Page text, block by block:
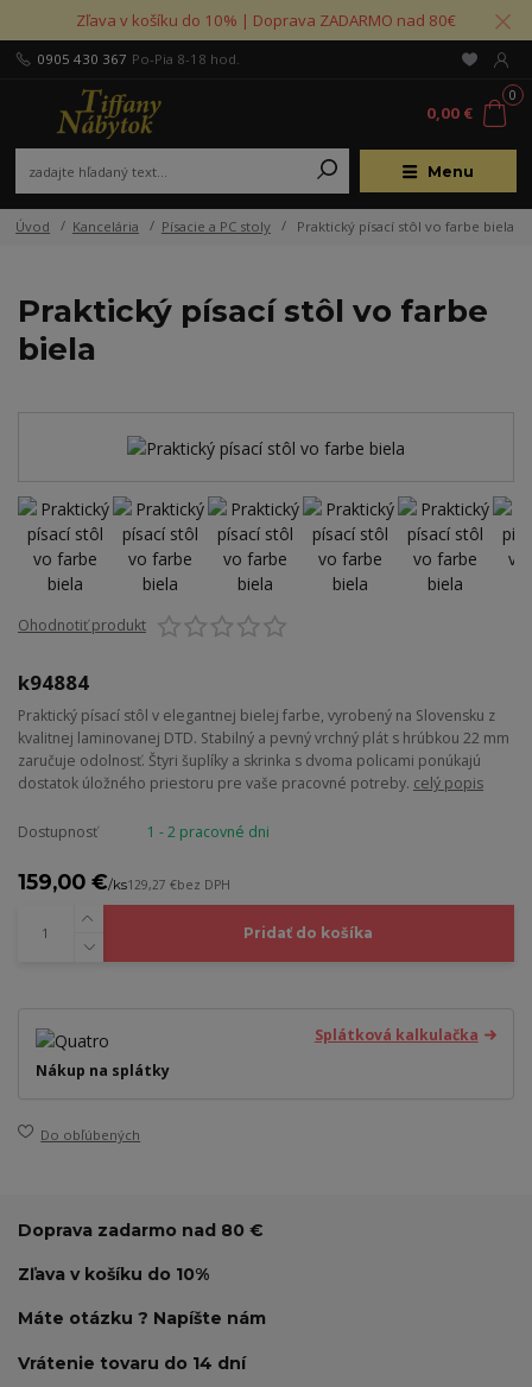
Zľava v košíku do 10% | Doprava ZADARMO nad 80€
Menu
0905 430 367 Po-Pia 8-18 hod.
0
0,00 €
Úvod Kancelária Písacie a PC stoly Praktický písací stôl vo farbe biela
Praktický písací stôl vo farbe
biela
Ohodnotiť produkt
k94884
Praktický písací stôl v elegantnej bielej farbe, vyrobený na Slovensku z
kvalitnej laminovanej DTD. Stabilný a pevný vrchný plát s hrúbkou 22 mm
zaručuje odolnosť. Štyri šuplíky a skrinka s dvoma policami ponúkajú
dostatok úložného priestoru pre vaše pracovné potreby. celý popis
Dostupnosť 1 - 2 pracovné dni
159,00 €/ks129,27 €bez DPH
Pridať do košíka
Splátková kalkulačka
Nákup na splátky
Do obľúbených
Doprava zadarmo nad 80 €
Zľava v košíku do 10%
Máte otázku ? Napíšte nám
Vrátenie tovaru do 14 dní